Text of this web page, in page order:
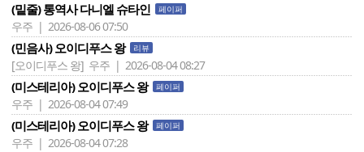
(밑줄) 통역사 다니엘 슈타인 페이퍼
우주 | 2026-08-06 07:50
(민음사) 오이디푸스 왕 리뷰
[오이디푸스 왕] 우주 | 2026-08-04 08:27
(미스테리아) 오이디푸스 왕 페이퍼
우주 | 2026-08-04 07:49
(미스테리아) 오이디푸스 왕 페이퍼
우주 | 2026-08-04 07:28